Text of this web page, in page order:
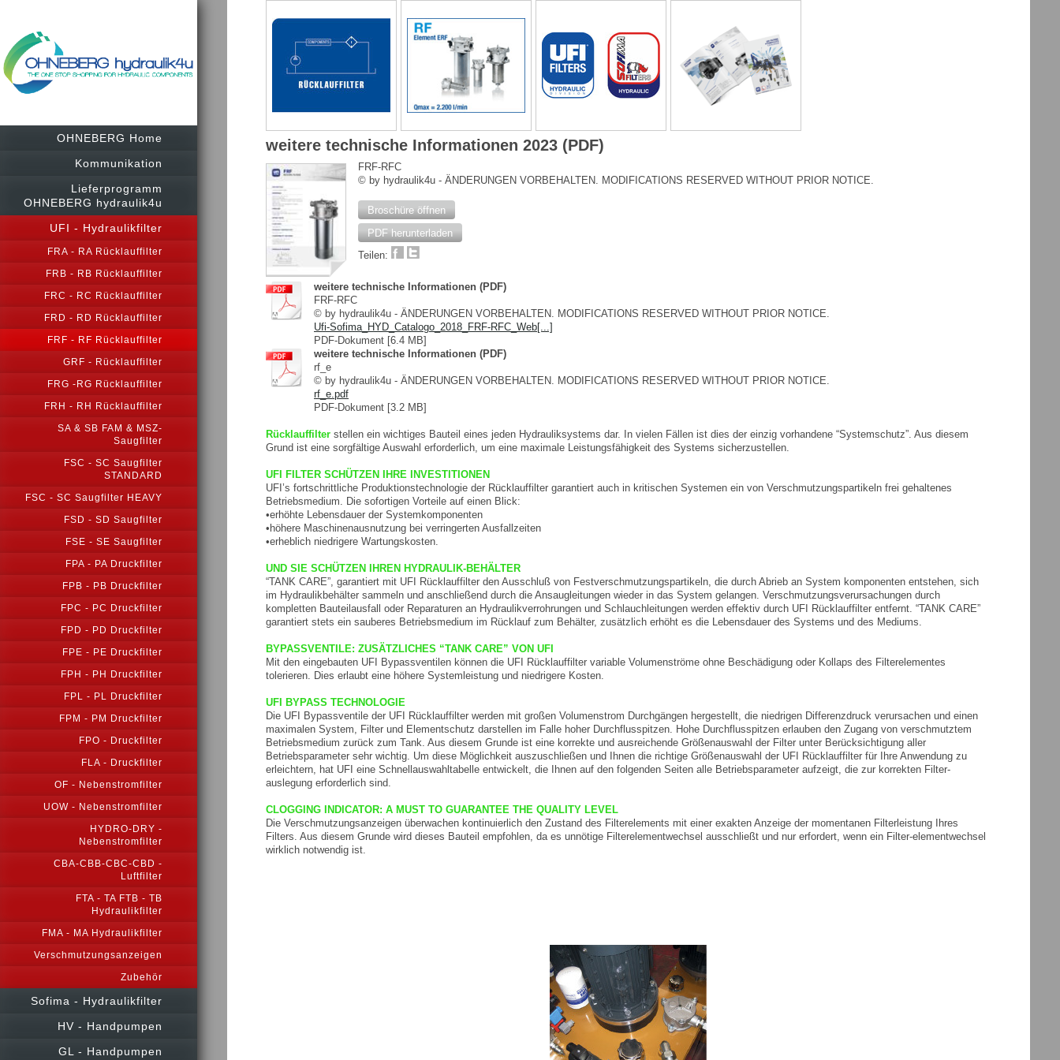
OHNEBERG Home
Kommunikation
Lieferprogramm
OHNEBERG hydraulik4u
UFI - Hydraulikfilter
FRA - RA Rücklauffilter
FRB - RB Rücklauffilter
FRC - RC Rücklauffilter
FRD - RD Rücklauffilter
FRF - RF Rücklauffilter
GRF - Rücklauffilter
FRG -RG Rücklauffilter
FRH - RH Rücklauffilter
SA & SB FAM & MSZ-
Saugfilter
FSC - SC Saugfilter
STANDARD
FSC - SC Saugfilter HEAVY
FSD - SD Saugfilter
FSE - SE Saugfilter
FPA - PA Druckfilter
FPB - PB Druckfilter
FPC - PC Druckfilter
FPD - PD Druckfilter
FPE - PE Druckfilter
FPH - PH Druckfilter
FPL - PL Druckfilter
FPM - PM Druckfilter
FPO - Druckfilter
FLA - Druckfilter
OF - Nebenstromfilter
UOW - Nebenstromfilter
HYDRO-DRY -
Nebenstromfilter
CBA-CBB-CBC-CBD -
Luftfilter
FTA - TA FTB - TB
Hydraulikfilter
FMA - MA Hydraulikfilter
Verschmutzungsanzeigen
Zubehör
Sofima - Hydraulikfilter
HV - Handpumpen
GL - Handpumpen
weitere technische Informationen 2023 (PDF)
FRF-RFC
© by hydraulik4u - ÄNDERUNGEN VORBEHALTEN. MODIFICATIONS RESERVED WITHOUT PRIOR NOTICE.
Broschüre öffnen
PDF herunterladen
Teilen:
weitere technische Informationen (PDF)
FRF-RFC
© by hydraulik4u - ÄNDERUNGEN VORBEHALTEN. MODIFICATIONS RESERVED WITHOUT PRIOR NOTICE.
Ufi-Sofima_HYD_Catalogo_2018_FRF-RFC_Web[...]
PDF-Dokument [6.4 MB]
weitere technische Informationen (PDF)
rf_e
© by hydraulik4u - ÄNDERUNGEN VORBEHALTEN. MODIFICATIONS RESERVED WITHOUT PRIOR NOTICE.
rf_e.pdf
PDF-Dokument [3.2 MB]
Rücklauffilter stellen ein wichtiges Bauteil eines jeden Hydrauliksystems dar. In vielen Fällen ist dies der einzig vorhandene “Systemschutz”. Aus diesem
Grund ist eine sorgfältige Auswahl erforderlich, um eine maximale Leistungsfähigkeit des Systems sicherzustellen.
UFI FILTER SCHÜTZEN IHRE INVESTITIONEN
UFI’s fortschrittliche Produktionstechnologie der Rücklauffilter garantiert auch in kritischen Systemen ein von Verschmutzungspartikeln frei gehaltenes
Betriebsmedium. Die sofortigen Vorteile auf einen Blick:
•erhöhte Lebensdauer der Systemkomponenten
•höhere Maschinenausnutzung bei verringerten Ausfallzeiten
•erheblich niedrigere Wartungskosten.
UND SIE SCHÜTZEN IHREN HYDRAULIK-BEHÄLTER
“TANK CARE”, garantiert mit UFI Rücklauffilter den Ausschluß von Festverschmutzungspartikeln, die durch Abrieb an System komponenten entstehen, sich
im Hydraulikbehälter sammeln und anschließend durch die Ansaugleitungen wieder in das System gelangen. Verschmutzungsverursachungen durch
kompletten Bauteilausfall oder Reparaturen an Hydraulikverrohrungen und Schlauchleitungen werden effektiv durch UFI Rücklauffilter entfernt. “TANK CARE”
garantiert stets ein sauberes Betriebsmedium im Rücklauf zum Behälter, zusätzlich erhöht es die Lebensdauer des Systems und des Mediums.
BYPASSVENTILE: ZUSÄTZLICHES “TANK CARE” VON UFI
Mit den eingebauten UFI Bypassventilen können die UFI Rücklauffilter variable Volumenströme ohne Beschädigung oder Kollaps des Filterelementes
tolerieren. Dies erlaubt eine höhere Systemleistung und niedrigere Kosten.
UFI BYPASS TECHNOLOGIE
Die UFI Bypassventile der UFI Rücklauffilter werden mit großen Volumenstrom Durchgängen hergestellt, die niedrigen Differenzdruck verursachen und einen
maximalen System, Filter und Elementschutz darstellen im Falle hoher Durchflusspitzen. Hohe Durchflusspitzen erlauben den Zugang von verschmutztem
Betriebsmedium zurück zum Tank. Aus diesem Grunde ist eine korrekte und ausreichende Größenauswahl der Filter unter Berücksichtigung aller
Betriebsparameter sehr wichtig. Um diese Möglichkeit auszuschließen und Ihnen die richtige Größenauswahl der UFI Rücklauffilter für Ihre Anwendung zu
erleichtern, hat UFI eine Schnellauswahltabelle entwickelt, die Ihnen auf den folgenden Seiten alle Betriebsparameter aufzeigt, die zur korrekten Filter-
auslegung erforderlich sind.
CLOGGING INDICATOR: A MUST TO GUARANTEE THE QUALITY LEVEL
Die Verschmutzungsanzeigen überwachen kontinuierlich den Zustand des Filterelements mit einer exakten Anzeige der momentanen Filterleistung Ihres
Filters. Aus diesem Grunde wird dieses Bauteil empfohlen, da es unnötige Filterelementwechsel ausschließt und nur erfordert, wenn ein Filter-elementwechsel
wirklich notwendig ist.